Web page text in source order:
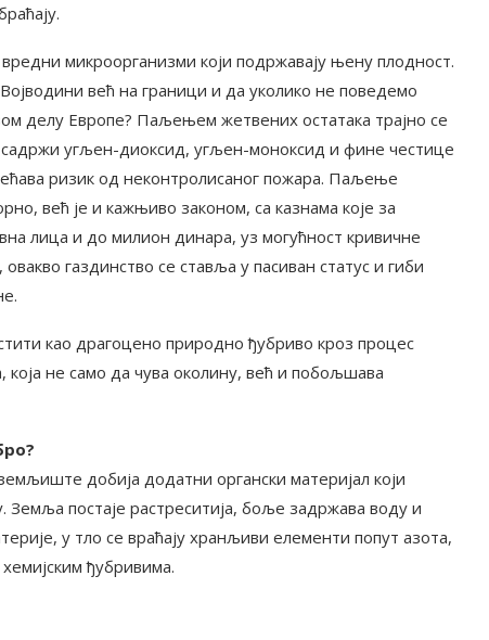
микроорганизми који подржавају њену плодност.
већ на граници и да уколико не поведемо
делу Европе? Паљењем жетвених остатака трајно се
угљен-диоксид, угљен-моноксид и фине честице
ризик од неконтролисаног пожара. Паљење
већ је и кажњиво законом, са казнама које за
лица и до милион динара, уз могућност кривичне
газдинство се ставља у пасиван статус и гиби
као драгоцено природно ђубриво кроз процес
не само да чува околину, већ и побољшава
добија додатни органски материјал који
Земља постаје растреситија, боље задржава воду и
у тло се враћају хранљиви елементи попут азота,
ђубривима.